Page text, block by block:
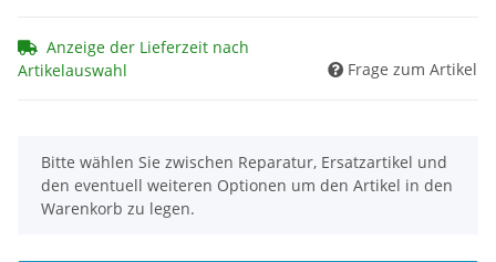
Anzeige der Lieferzeit nach
Artikelauswahl
Frage zum Artikel
x
Bitte wählen Sie zwischen Reparatur, Ersatzartikel und
den eventuell weiteren Optionen um den Artikel in den
Warenkorb zu legen.